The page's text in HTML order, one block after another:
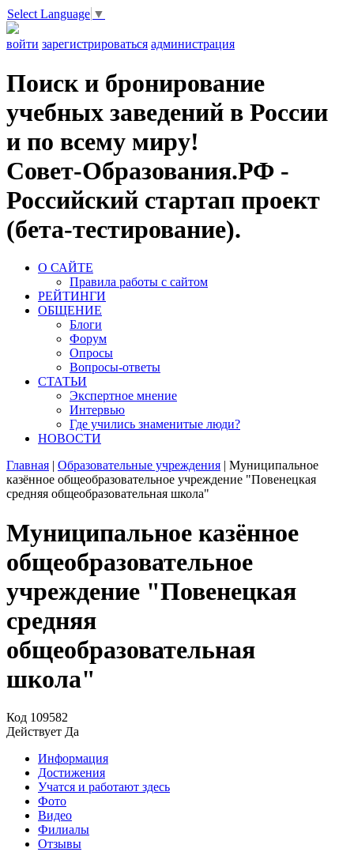
Select Language ▼
войти зарегистрироваться администрация
Поиск и бронирование
учебных заведений в России
и по всему миру!
Совет-Образования.РФ -
Российский стартап проект
(бета-тестирование).
О САЙТЕ
Правила работы с сайтом
РЕЙТИНГИ
ОБЩЕНИЕ
Блоги
Форум
Опросы
Вопросы-ответы
СТАТЬИ
Экспертное мнение
Интервью
Где учились знаменитые люди?
НОВОСТИ
Главная | Образовательные учреждения | Муниципальное
казённое общеобразовательное учреждение "Повенецкая
средняя общеобразовательная школа"
Муниципальное казённое
общеобразовательное
учреждение "Повенецкая
средняя
общеобразовательная
школа"
Код 109582
Действует Да
Информация
Достижения
Учатся и работают здесь
Фото
Видео
Филиалы
Отзывы